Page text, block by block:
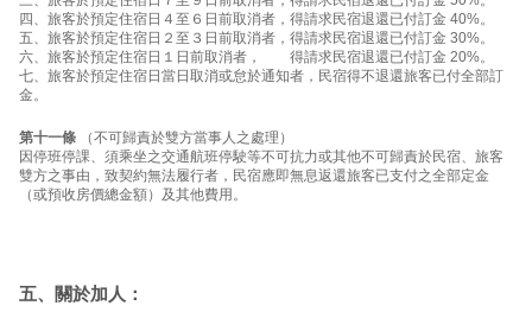
四、旅客於預定住宿日４至６日前取消者，得請求民宿退還已付訂金 40%。
五、旅客於預定住宿日２至３日前取消者，得請求民宿退還已付訂金 30%。
六、旅客於預定住宿日１日前取消者， 得請求民宿退還已付訂金 20%。
七、旅客於預定住宿日當日取消或怠於通知者，民宿得不退還旅客已付全部訂
金。
第十一條 （不可歸責於雙方當事人之處理）
因停班停課、須乘坐之交通航班停駛等不可抗力或其他不可歸責於民宿、旅客
雙方之事由，致契約無法履行者，民宿應即無息返還旅客已支付之全部定金
（或預收房價總金額）及其他費用。
五、關於加人：